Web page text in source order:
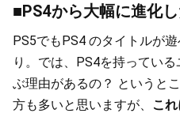
■PS4から大幅に進化し
PS5でもPS4 のタイトルが
り。では、PS4を持ってい
ぶ理由があるの？ というと
方も多いと思いますが、
こ